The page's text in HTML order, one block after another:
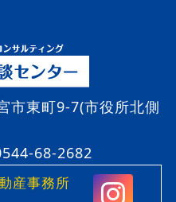
市東町9-7(市役所北側
68-2682
産事務所